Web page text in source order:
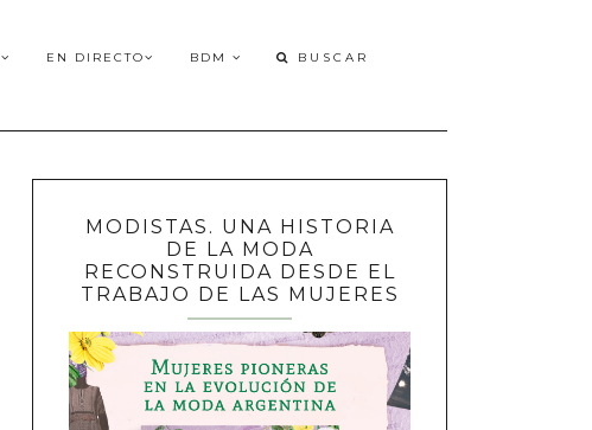
EN DIRECTO BDM
MODISTAS. UNA HISTORIA
DE LA MODA
RECONSTRUIDA DESDE EL
TRABAJO DE LAS MUJERES